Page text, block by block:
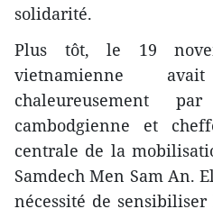
solidarité.
Plus tôt, le 19
vietnamienne
chaleureusement
cambodgienne et
centrale de la
Samdech Men Sam An.
nécessité de